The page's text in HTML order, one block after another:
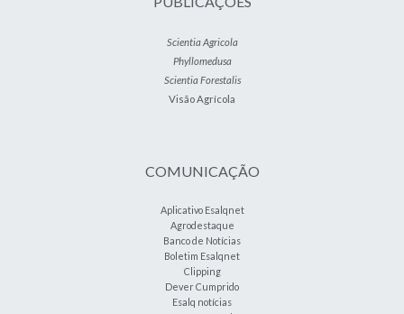
Scientia Agricola
Phyllomedusa
Scientia Forestalis
Visão Agrícola
COMUNICAÇÃO
Aplicativo Esalqnet
Agrodestaque
Banco de Notícias
Boletim Esalqnet
Clipping
Dever Cumprido
Esalq notícias